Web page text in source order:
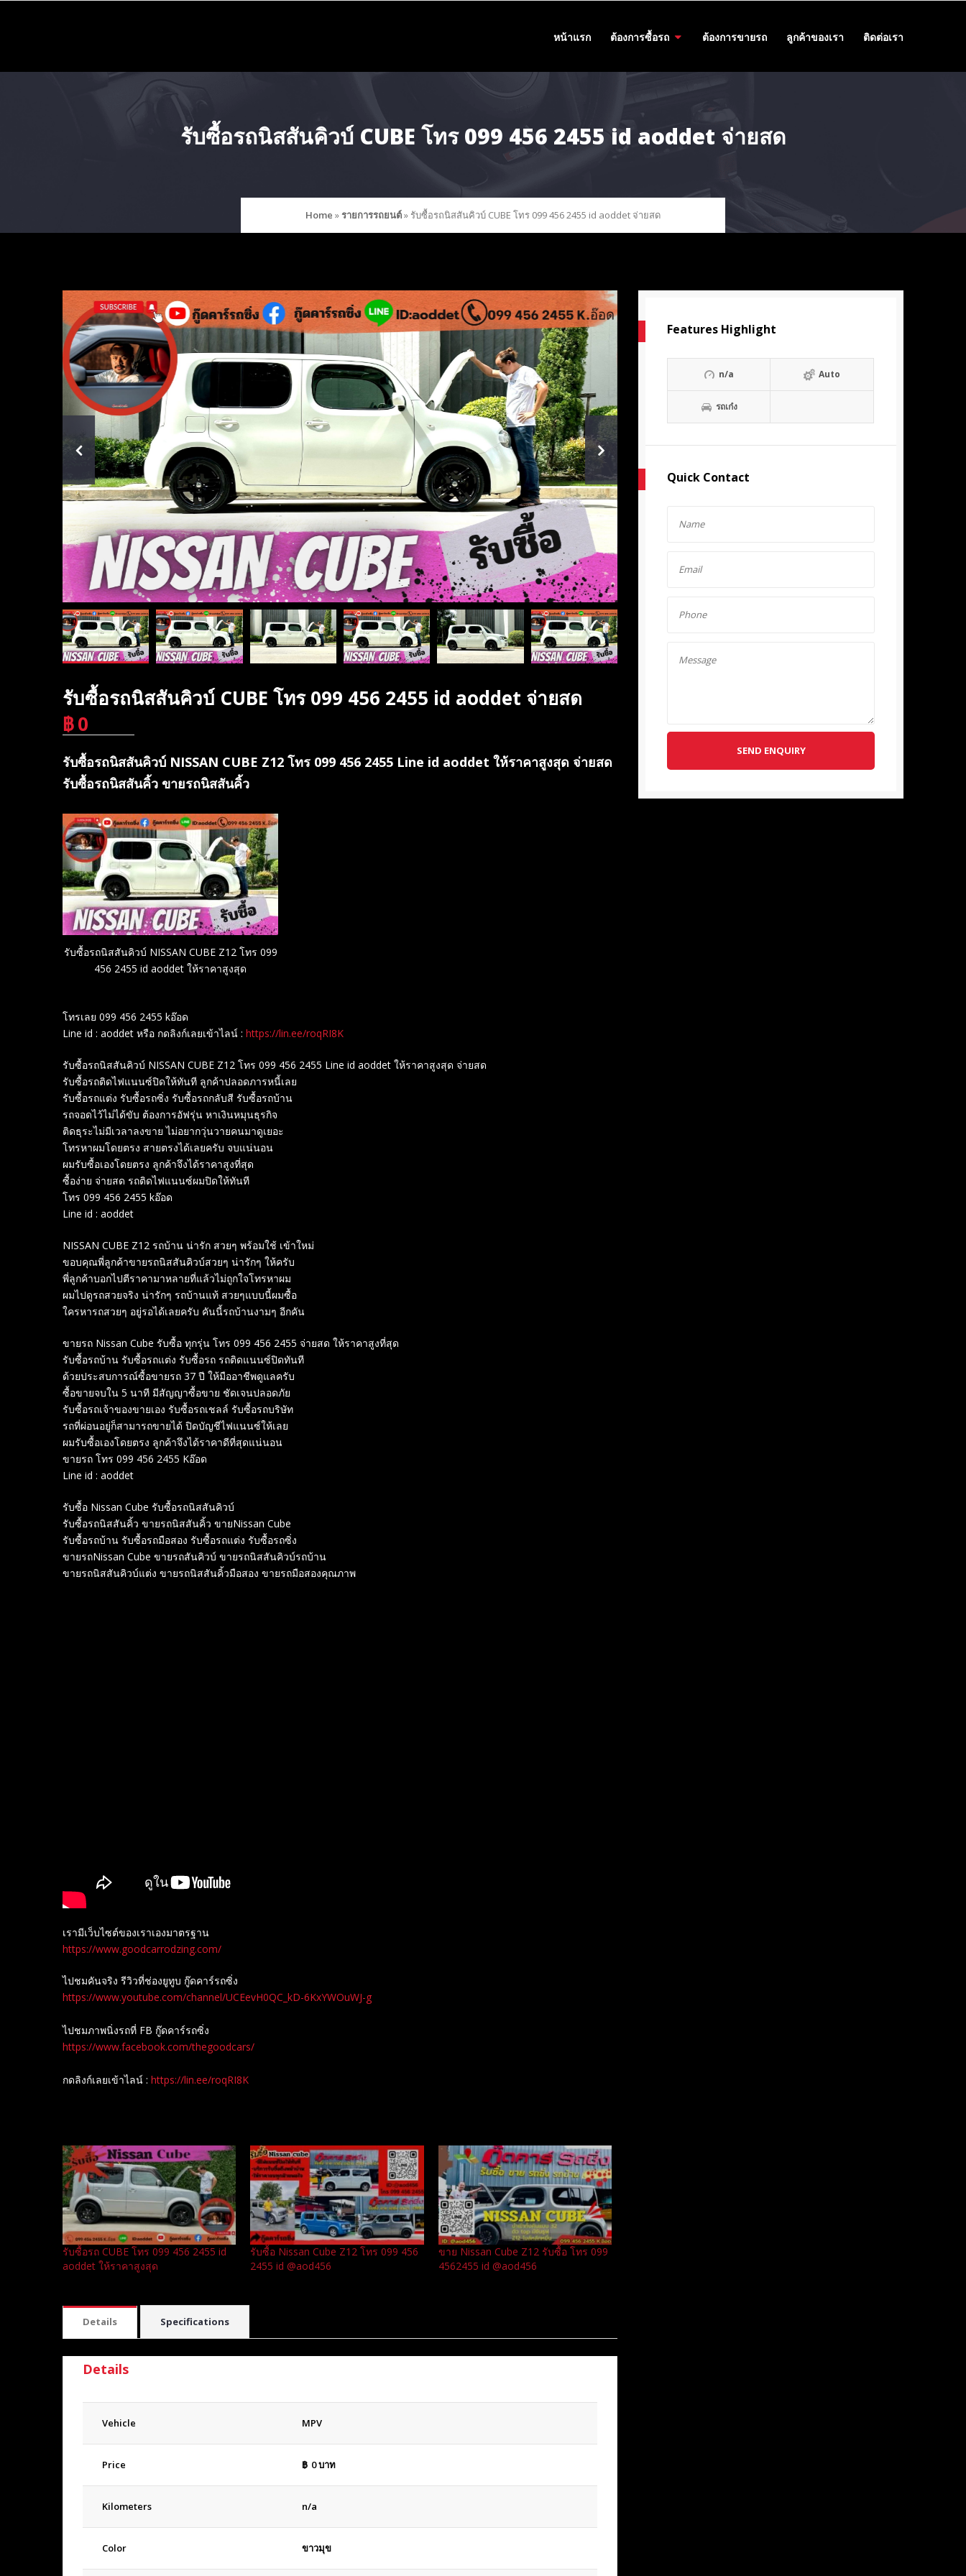
หน้าแรก ต้องการซื้อรถ ต้องการขายรถ ลูกค้าของเรา ติดต่อเรา
รับซื้อรถนิสสันคิวบ์ CUBE โทร 099 456 2455 id aoddet จ่ายสด
Home »รายการรถยนต์» รับซื้อรถนิสสันคิวบ์ CUBE โทร 099 456 2455 id aoddet จ่ายสด
รับซื้อรถนิสสันคิวบ์ CUBE โทร 099 456 2455 id aoddet จ่ายสด
฿0
รับซื้อรถนิสสันคิวบ์ NISSAN CUBE Z12 โทร 099 456 2455 Line id aoddet ให้ราคาสูงสุด จ่ายสด
รับซื้อรถนิสสันคิ้ว ขายรถนิสสันคิ้ว
รับซื้อรถนิสสันคิวบ์ NISSAN CUBE Z12 โทร 099
456 2455 id aoddet ให้ราคาสูงสุด
โทรเลย 099 456 2455 kอ๊อด
Line id : aoddet หรือ กดลิงก์เลยเข้าไลน์ : https://lin.ee/roqRI8K
รับซื้อรถนิสสันคิวบ์ NISSAN CUBE Z12 โทร 099 456 2455 Line id aoddet ให้ราคาสูงสุด จ่ายสด
รับซื้อรถติดไฟแนนซ์ปิดให้ทันที ลูกค้าปลอดภารหนี้เลย
รับซื้อรถแต่ง รับซื้อรถซิ่ง รับซื้อรถกลับสี รับซื้อรถบ้าน
รถจอดไว้ไม่ได้ขับ ต้องการอัฟรุ่น หาเงินหมุนธุรกิจ
ติดธุระไม่มีเวลาลงขาย ไม่อยากวุ่นวายคนมาดูเยอะ
โทรหาผมโดยตรง สายตรงได้เลยครับ จบแน่นอน
ผมรับซื้อเองโดยตรง ลูกค้าจึงได้ราคาสูงที่สุด
ซื้อง่าย จ่ายสด รถติดไฟแนนซ์ผมปิดให้ทันที
โทร 099 456 2455 kอ๊อด
Line id : aoddet
NISSAN CUBE Z12 รถบ้าน น่ารัก สวยๆ พร้อมใช้ เข้าใหม่
ขอบคุณพี่ลูกค้าขายรถนิสสันคิวบ์สวยๆ น่ารักๆ ให้ครับ
พี่ลูกค้าบอกไปตีราคามาหลายที่แล้วไม่ถูกใจโทรหาผม
ผมไปดูรถสวยจริง น่ารักๆ รถบ้านแท้ สวยๆแบบนี้ผมซื้อ
ใครหารถสวยๆ อยู่รอได้เลยครับ คันนี้รถบ้านงามๆ อีกคัน
ขายรถ Nissan Cube รับซื้อ ทุกรุ่น โทร 099 456 2455 จ่ายสด ให้ราคาสูงที่สุด
รับซื้อรถบ้าน รับซื้อรถแต่ง รับซื้อรถ รถติดแนนซ์ปิดทันที
ด้วยประสบการณ์ซื้อขายรถ 37 ปี ให้มืออาชีพดูแลครับ
ซื้อขายจบใน 5 นาที มีสัญญาซื้อขาย ชัดเจนปลอดภัย
รับซื้อรถเจ้าของขายเอง รับซื้อรถเชลล์ รับซื้อรถบริษัท
รถที่ผ่อนอยู่ก็สามารถขายได้ ปิดบัญชีไฟแนนซ์ให้เลย
ผมรับซื้อเองโดยตรง ลูกค้าจึงได้ราคาดีที่สุดแน่นอน
ขายรถ โทร 099 456 2455 Kอ๊อด
Line id : aoddet
รับซื้อ Nissan Cube รับซื้อรถนิสสันคิวบ์
รับซื้อรถนิสสันคิ้ว ขายรถนิสสันคิ้ว ขายNissan Cube
รับซื้อรถบ้าน รับซื้อรถมือสอง รับซื้อรถแต่ง รับซื้อรถซิ่ง
ขายรถNissan Cube ขายรถสันคิวบ์ ขายรถนิสสันคิวบ์รถบ้าน
ขายรถนิสสันคิวบ์แต่ง ขายรถนิสสันคิ้วมือสอง ขายรถมือสองคุณภาพ
เรามีเว็บไซต์ของเราเองมาตรฐาน
https://www.goodcarrodzing.com/
ไปชมคันจริง รีวิวที่ช่องยู​ทูบ​ กู๊ดคาร์รถซิ่ง
https://www.youtube.com/channel/UCEevH0QC_kD-6KxYWOuWJ-g
ไปชมภาพนิ่งรถที่ FB กู๊ดคาร์รถซิ่ง
https://www.facebook.com/thegoodcars/
กดลิงก์เลยเข้าไลน์ : https://lin.ee/roqRI8K
รับซื้อรถ CUBE โทร 099 456 2455 id
aoddet ให้ราคาสูงสุด
รับซื้อ Nissan Cube Z12 โทร 099 456
2455 id @aod456
ขาย Nissan Cube Z12 รับซื้อ โทร 099
4562455 id @aod456
Details Specifications
Details
Vehicle MPV
Price ฿ 0บาท
Kilometers n/a
Color ขาวมุข
Features Highlight
n/a Auto
รถเก๋ง
Quick Contact
SEND ENQUIRY